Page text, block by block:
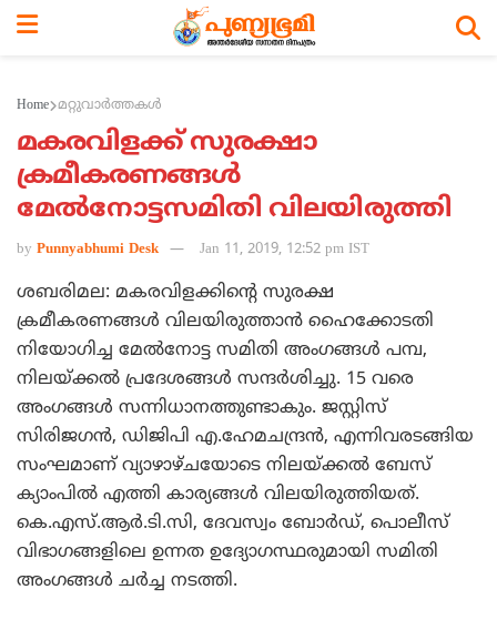
Home മറ്റുവാര്‍ത്തകള്‍
മകരവിളക്ക് സുരക്ഷാ
ക്രമീകരണങ്ങള്‍
മേല്‍നോട്ടസമിതി വിലയിരുത്തി
by Punnyabhumi Desk Jan 11, 2019, 12:52 pm IST
ശബരിമല: മകരവിളക്കിന്റെ സുരക്ഷ
ക്രമീകരണങ്ങള്‍ വിലയിരുത്താന്‍ ഹൈക്കോടതി
നിയോഗിച്ച മേല്‍നോട്ട സമിതി അംഗങ്ങള്‍ പമ്പ,
നിലയ്ക്കല്‍ പ്രദേശങ്ങള്‍ സന്ദര്‍ശിച്ചു. 15 വരെ
അംഗങ്ങള്‍ സന്നിധാനത്തുണ്ടാകും. ജസ്റ്റിസ്
സിരിജഗന്‍, ഡിജിപി എ.ഹേമചന്ദ്രന്‍, എന്നിവരടങ്ങിയ
സംഘമാണ് വ്യാഴാഴ്ചയോടെ നിലയ്ക്കല്‍ ബേസ്
ക്യാംപില്‍ എത്തി കാര്യങ്ങള്‍ വിലയിരുത്തിയത്.
കെ.എസ്.ആര്‍.ടി.സി, ദേവസ്വം ബോര്‍ഡ്, പൊലീസ്
വിഭാഗങ്ങളിലെ ഉന്നത ഉദ്യോഗസ്ഥരുമായി സമിതി
അംഗങ്ങള്‍ ചര്‍ച്ച നടത്തി.